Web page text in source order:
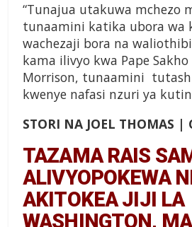
“Tunajua utakuwa mchezo
tunaamini katika ubora wa
wachezaji bora na
kama ilivyo kwa Pape
Morrison, tunaamini
kwenye nafasi nzuri ya
STORI NA JOEL THOMAS |
TAZAMA RAIS
ALIVYOPOKEWA
AKITOKEA JIJI LA
WASHINGTON,